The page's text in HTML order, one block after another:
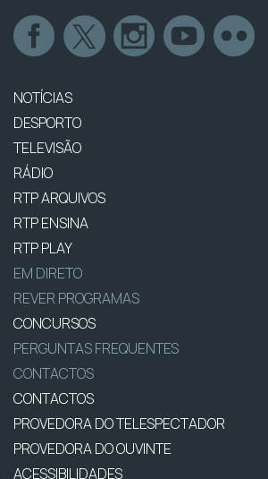
NOTÍCIAS
DESPORTO
TELEVISÃO
RÁDIO
RTP ARQUIVOS
RTP ENSINA
RTP PLAY
EM DIRETO
REVER PROGRAMAS
CONCURSOS
PERGUNTAS FREQUENTES
CONTACTOS
CONTACTOS
PROVEDORA DO TELESPECTADOR
PROVEDORA DO OUVINTE
ACESSIBILIDADES